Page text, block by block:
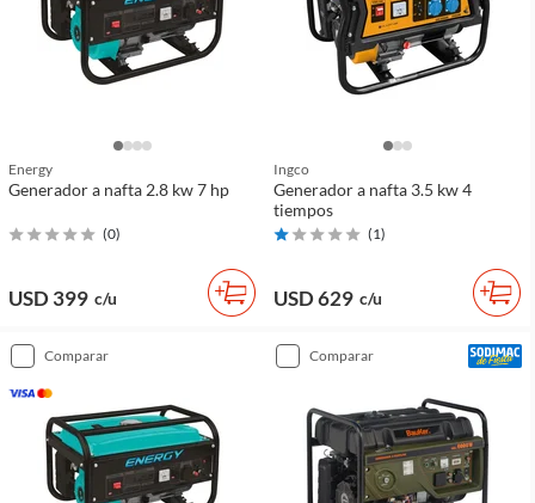
Energy
Generador a nafta 2.8 kw 7 hp
(0)
USD 399 c/u
Ingco
Generador a nafta 3.5 kw 4
tiempos
(1)
USD 629 c/u
comparar comparar